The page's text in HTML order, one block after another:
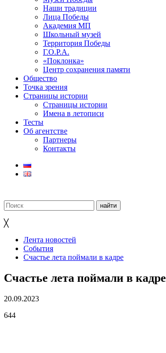
Наши традиции
Лица Победы
Академия МП
Школьный музей
Территория Победы
Г.О.Р.А.
«Поклонка»
Центр сохранения памяти
Общество
Точка зрения
Страницы истории
Страницы истории
Имена в летописи
Тесты
Об агентстве
Партнеры
Контакты
╳
Лента новостей
События
Счастье лета поймали в кадре
Счастье лета поймали в кадре
20.09.2023
644